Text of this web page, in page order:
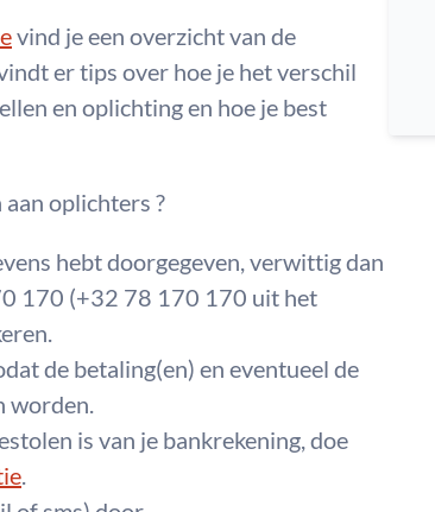
vind je een overzicht van de
er tips over hoe je het verschil
en oplichting en hoe je best
oplichters ?
hebt doorgegeven, verwittig dan
170 (+32 78 170 170 uit het
de betaling(en) en eventueel de
worden.
is van je bankrekening, doe
.